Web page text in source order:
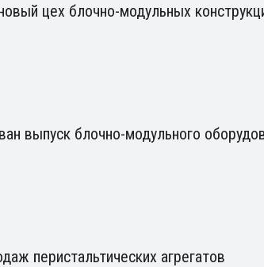
цех блочно-модульных
выпуск блочно-модульного
перистальтических агрегатов